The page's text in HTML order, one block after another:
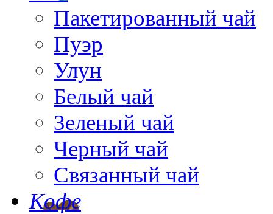
Пакетированный чай
Пуэр
Улун
Белый чай
Зеленый чай
Черный чай
Связанный чай
Кофе